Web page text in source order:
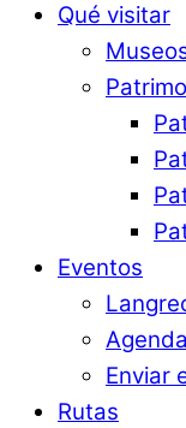
Qué visitar
Eventos
Agenda
Enviar
Rutas